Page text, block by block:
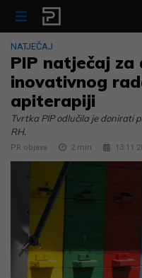
Skip to content
NATJEČAJ
PIP natječaj za
inovativnog
apiterapiji
Tvrtka PIP odlučila je donirati
RH.
PR objava 2 min